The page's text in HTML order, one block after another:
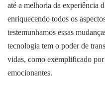
até a melhoria da experiência
enriquecendo todos os
testemunhamos essas
tecnologia tem o poder de
vidas, como exemplificado por
emocionantes.